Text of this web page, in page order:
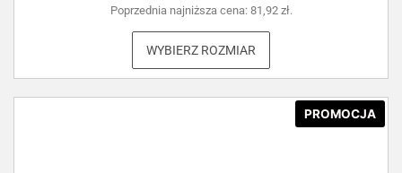
Poprzednia najniższa cena: 81,92 zł.
WYBIERZ ROZMIAR
PROMOCJA